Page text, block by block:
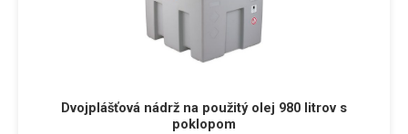
Dvojplášťová nádrž na použitý olej 980 litrov s
poklopom